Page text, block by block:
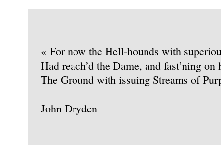
« For now the Hell-hounds with
Had reach’d the Dame, and fast’ning on
The Ground with issuing Streams of
John Dryden